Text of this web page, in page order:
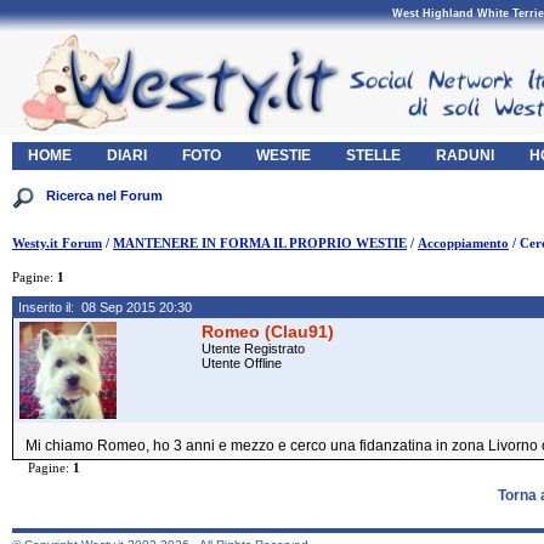
West Highland White
HOME DIARI FOTO WESTIE STELLE RADUNI
Westy.it Forum / MANTENERE IN FORMA IL PROPRIO WESTIE / Accoppiamento /
Pagine: 1
Inserito il: 08 Sep 2015 20:30
Romeo (Clau91)
Utente Registrato
Utente Offline
Mi chiamo Romeo, ho 3 anni e mezzo e cerco una fidanzatina in zona
Pagine: 1
Torna